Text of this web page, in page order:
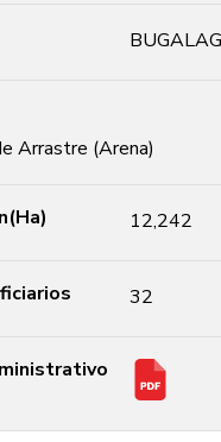
Arrastre (Arena)
12,242
32